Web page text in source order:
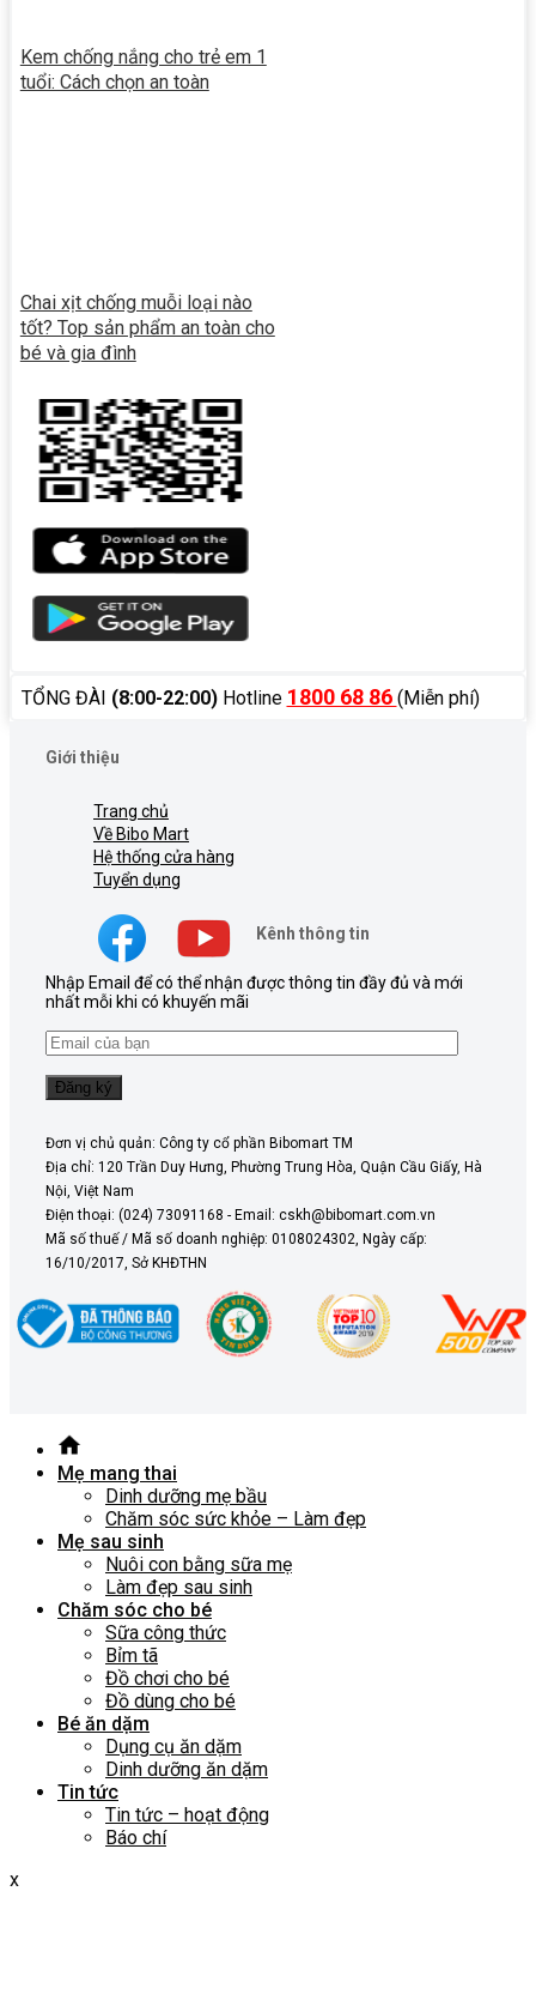
Kem chống nắng cho trẻ em 1
tuổi: Cách chọn an toàn
Chai xịt chống muỗi loại nào
tốt? Top sản phẩm an toàn cho
bé và gia đình
TỔNG ĐÀI (8:00-22:00)Hotline 1800 68 86 (Miễn phí)
Giới thiệu
Trang chủ
Về Bibo Mart
Hệ thống cửa hàng
Tuyển dụng
Kênh thông tin
Nhập Email để có thể nhận được thông tin đầy đủ và mới
nhất mỗi khi có khuyến mãi
Đơn vị chủ quản: Công ty cổ phần Bibomart TM
Địa chỉ: 120 Trần Duy Hưng, Phường Trung Hòa, Quận Cầu Giấy, Hà
Nội, Việt Nam
Điện thoại: (024) 73091168 - Email: cskh@bibomart.com.vn
Mã số thuế / Mã số doanh nghiệp: 0108024302, Ngày cấp:
16/10/2017, Sở KHĐTHN
Mẹ mang thai
Dinh dưỡng mẹ bầu
Chăm sóc sức khỏe – Làm đẹp
Mẹ sau sinh
Nuôi con bằng sữa mẹ
Làm đẹp sau sinh
Chăm sóc cho bé
Sữa công thức
Bỉm tã
Đồ chơi cho bé
Đồ dùng cho bé
Bé ăn dặm
Dụng cụ ăn dặm
Dinh dưỡng ăn dặm
Tin tức
Tin tức – hoạt động
Báo chí
x